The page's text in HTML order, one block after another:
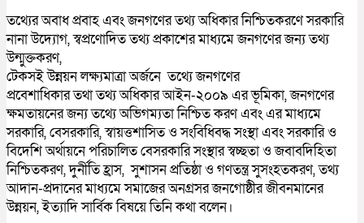
তথ্যের অবাধ প্রবাহ এবং জনগণের তথ্য অধিকার নিশ্চিতকরণে সরকারি
নানা উদ্যোগ, স্বপ্রণোদিত তথ্য প্রকাশের মাধ্যমে জনগণের জন্য তথ্য
উন্মুক্তকরণ,
টেকসই উন্নয়ন লক্ষ্যমাত্রা অর্জনে তথ্যে জনগণের
প্রবেশাধিকার তথা তথ্য অধিকার আইন-২০০৯ এর ভূমিকা, জনগণের
ক্ষমতায়নের জন্য তথ্যে অভিগম্যতা নিশ্চিত করণ এবং এর মাধ্যমে
সরকারি, বেসরকারি, স্বায়ত্তশাসিত ও সংবিধিবদ্ধ সংস্থা এবং সরকারি ও
বিদেশি অর্থায়নে পরিচালিত বেসরকারি সংস্থার স্বচ্ছতা ও জবাবদিহিতা
নিশ্চিতকরণ, দুর্নীতি হ্রাস, সুশাসন প্রতিষ্ঠা ও গণতন্ত্র সুসংহতকরণ, তথ্য
আদান-প্রদানের মাধ্যমে সমাজের অনগ্রসর জনগোষ্ঠীর জীবনমানের
উন্নয়ন, ইত্যাদি সার্বিক বিষয়ে তিনি কথা বলেন।